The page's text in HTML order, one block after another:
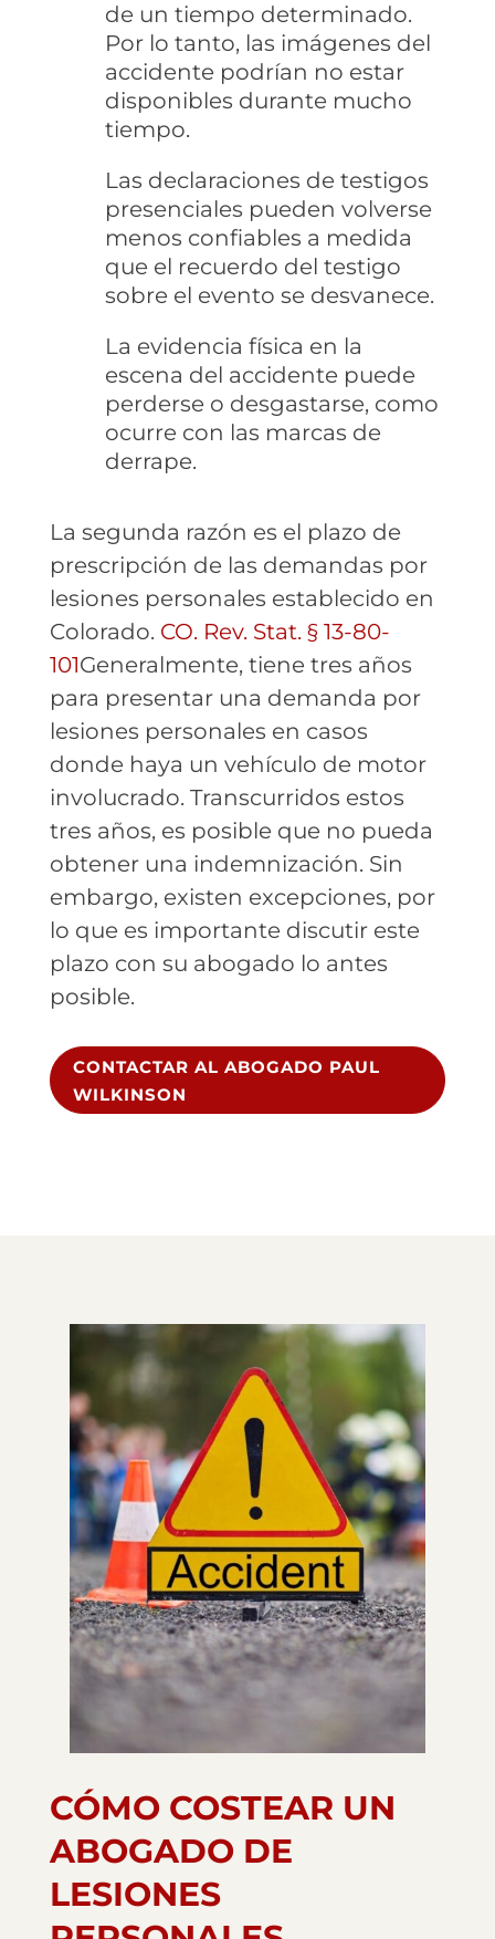
de un tiempo determinado.
Por lo tanto, las imágenes del
accidente podrían no estar
disponibles durante mucho
tiempo.
Las declaraciones de testigos
presenciales pueden volverse
menos confiables a medida
que el recuerdo del testigo
sobre el evento se desvanece.
La evidencia física en la
escena del accidente puede
perderse o desgastarse, como
ocurre con las marcas de
derrape.
La segunda razón es el plazo de
prescripción de las demandas por
lesiones personales establecido en
Colorado. CO. Rev. Stat. § 13-80-
101Generalmente, tiene tres años
para presentar una demanda por
lesiones personales en casos
donde haya un vehículo de motor
involucrado. Transcurridos estos
tres años, es posible que no pueda
obtener una indemnización. Sin
embargo, existen excepciones, por
lo que es importante discutir este
plazo con su abogado lo antes
posible.
CONTACTAR AL ABOGADO PAUL
WILKINSON
CÓMO COSTEAR UN
ABOGADO DE
LESIONES